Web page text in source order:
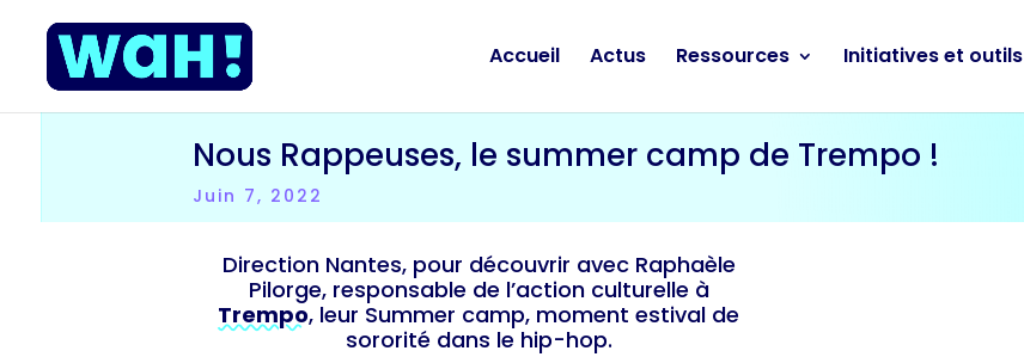
Accueil Actus Ressources Initiatives et outils
Nous Rappeuses, le summer camp de Trempo !
Juin 7, 2022
Direction Nantes, pour découvrir avec Raphaèle
Pilorge, responsable de l’action culturelle à
Trempo, leur Summer camp, moment estival de
sororité dans le hip-hop.